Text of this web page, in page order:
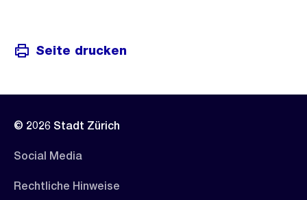
Seite drucken
© 2026 Stadt Zürich
Social Media
Rechtliche Hinweise